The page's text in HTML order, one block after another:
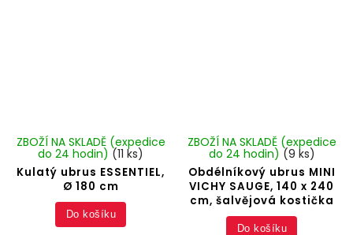
Kulatý ubrus ESSENTIEL,
Ø 180 cm
ZBOŽÍ NA SKLADĚ (expedice
do 24 hodin) (11 ks)
Do košíku
Obdélníkový ubrus MINI
VICHY SAUGE, 140 x 240
cm, šalvějová kostička
ZBOŽÍ NA SKLADĚ (expedice
do 24 hodin) (9 ks)
Do košíku